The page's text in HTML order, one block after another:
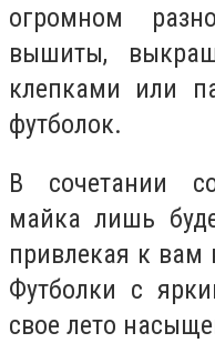
огромном
вышиты,
клепками или
футболок.
В сочетании
майка лишь
привлекая к
Футболки с
свое лето